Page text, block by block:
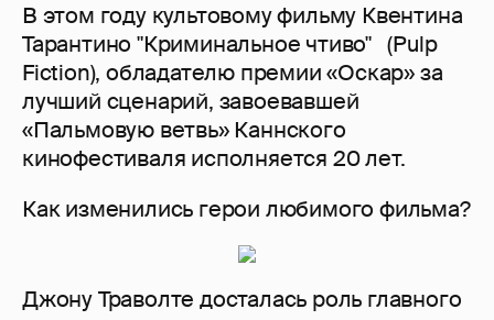
В этом году культовому фильму Квентина
Тарантино "Криминальное чтиво" (Pulp
Fiction), обладателю премии «Оскар» за
лучший сценарий, завоевавшей
«Пальмовую ветвь» Каннского
кинофестиваля исполняется 20 лет.
Как изменились герои любимого фильма?
Джону Траволте досталась роль главного